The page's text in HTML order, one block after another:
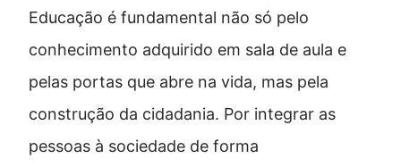
Educação é fundamental não só pelo
conhecimento adquirido em sala de aula e
pelas portas que abre na vida, mas pela
construção da cidadania. Por integrar as
pessoas à sociedade de forma